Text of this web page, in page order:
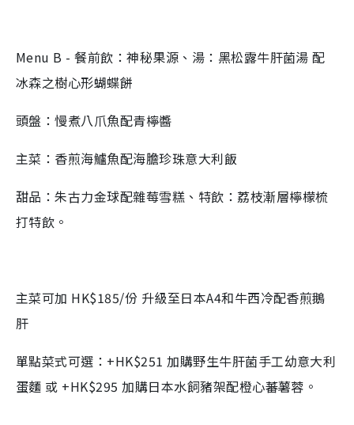
Menu B - 餐前飲：神秘果源、湯：黑松露牛肝菌湯 配
冰森之樹心形蝴蝶餅
頭盤：慢煮八爪魚配青檸醬
主菜：香煎海鱸魚配海膽珍珠意大利飯
甜品：朱古力金球配雜莓雪糕、特飲：荔枝漸層檸檬梳
打特飲。
主菜可加 HK$185/份 升級至日本A4和牛西冷配香煎鵝
肝
單點菜式可選：+HK$251 加購野生牛肝菌手工幼意大利
蛋麵 或 +HK$295 加購日本水飼豬架配橙心蕃薯蓉。